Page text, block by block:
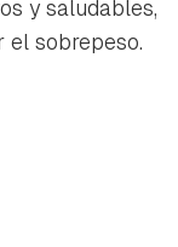
y saludables,
el sobrepeso.